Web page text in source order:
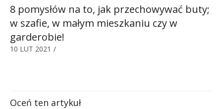
8 pomysłów na to, jak przechowywać buty;
w szafie, w małym mieszkaniu czy w
garderobie!
10 LUT 2021 /
Oceń ten artykuł